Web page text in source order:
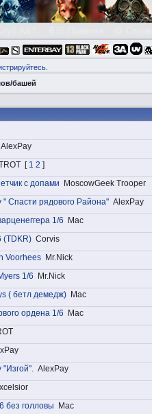
.
башей
AlexPay
[ 1 2 ]
с допами
MoscowGeek Trooper
Спасти рядового Района" AlexPay
1/6
Mac
(TDKR) Corvis
Voorhees Mr.Nick
1/6
Mr.Nick
( бетл демедж) Mac
ордена 1/6
Mac
"Изгой". AlexPay
без голловы
Mac